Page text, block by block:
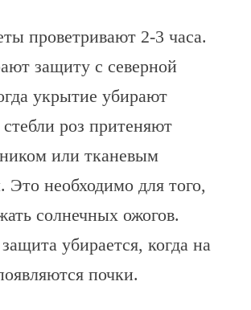
проветривают 2-3 часа.
защиту с северной
укрытие убирают
роз притеняют
или тканевым
Это необходимо для того,
солнечных ожогов.
убирается, когда на
почки.